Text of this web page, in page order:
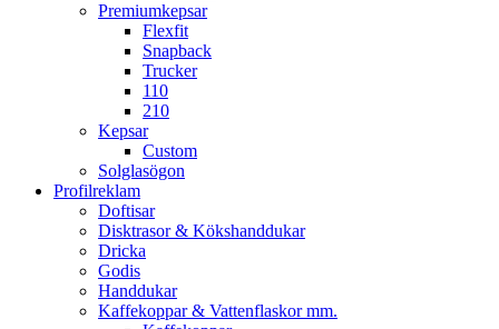
Premiumkepsar
Flexfit
Snapback
Trucker
110
210
Kepsar
Custom
Solglasögon
Profilreklam
Doftisar
Disktrasor & Kökshanddukar
Dricka
Godis
Handdukar
Kaffekoppar & Vattenflaskor mm.